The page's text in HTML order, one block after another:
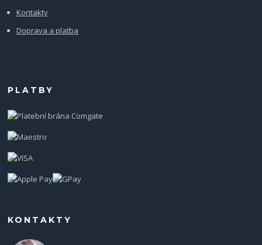
Kontakty
Doprava a platba
PLATBY
KONTAKTY